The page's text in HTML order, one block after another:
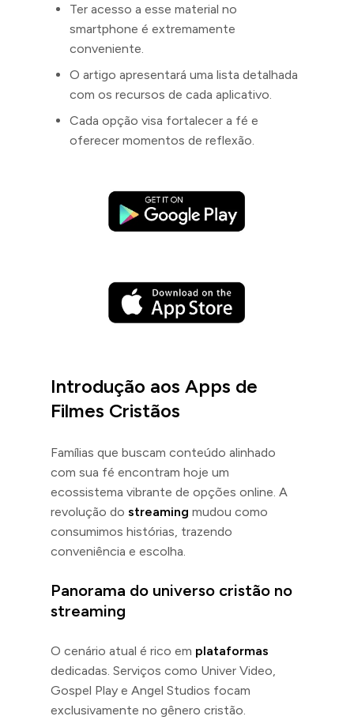
Ter acesso a esse material no
smartphone é extremamente
conveniente.
O artigo apresentará uma lista detalhada
com os recursos de cada aplicativo.
Cada opção visa fortalecer a fé e
oferecer momentos de reflexão.
Introdução aos Apps de
Filmes Cristãos
Famílias que buscam conteúdo alinhado
com sua fé encontram hoje um
ecossistema vibrante de opções online. A
revolução do streaming mudou como
consumimos histórias, trazendo
conveniência e escolha.
Panorama do universo cristão no
streaming
O cenário atual é rico em plataformas
dedicadas. Serviços como Univer Video,
Gospel Play e Angel Studios focam
exclusivamente no gênero cristão.